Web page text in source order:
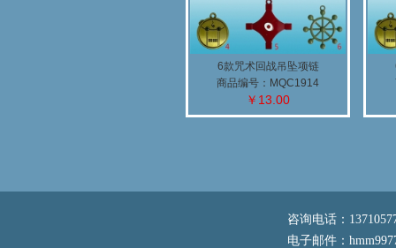
6款咒术回战吊坠项链
商品编号：MQC1914
￥13.00
咨询电话：
电子邮件：